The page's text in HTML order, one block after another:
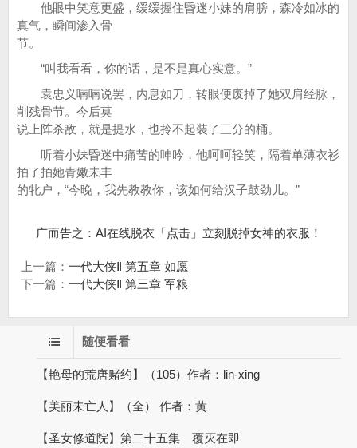
他眼中笑意更盛，缓缓握住昏迷小妹的肩膀，森冷如冰的
真气，瞬间渗入骨
节。
“叫我看看，你的话，是不是真心实意。”
袁忠义喃喃说罢，内息如刀，转眼便废掉了她双肩经脉，
削残骨节。今后莫
说上阵杀敌，就是提水，也拎不起装了三分的桶。
听着小妹昏迷中痛苦的呻吟，他呵呵轻笑，隔着单薄衣衫
拍了拍她青嫩未丰
的牝户，“今晚，我先教教你，该如何给汉子鼓劲儿。”
广而告之：AI在线脱衣「点击」立刻脱掉女神的衣服！
上一篇： 一代大侠Ⅱ 第五章 如愿
下一篇： 一代大侠Ⅱ 第三章 军粮
随便看看
【艳母的荒唐赌约】（105）作者：lin-xing
【美丽未亡人】（全） 作者：黄
【圣女修道院】第二十五集 覆灭在即